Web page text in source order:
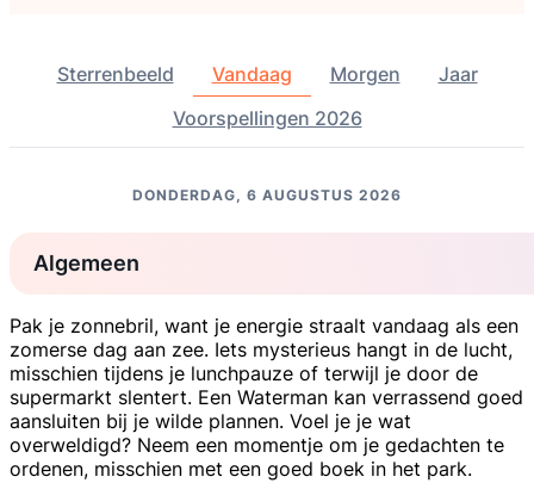
Sterrenbeeld Vandaag Morgen
Jaar
Voorspellingen 2026
DONDERDAG, 6 AUGUSTUS 2026
Algemeen
Pak je zonnebril, want je energie straalt vandaag als een
zomerse dag aan zee. Iets mysterieus hangt in de lucht,
misschien tijdens je lunchpauze of terwijl je door de
supermarkt slentert. Een Waterman kan verrassend goed
aansluiten bij je wilde plannen. Voel je je wat
overweldigd? Neem een momentje om je gedachten te
ordenen, misschien met een goed boek in het park.